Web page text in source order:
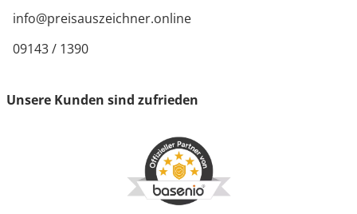
info@preisauszeichner.online
09143 / 1390
Unsere Kunden sind zufrieden